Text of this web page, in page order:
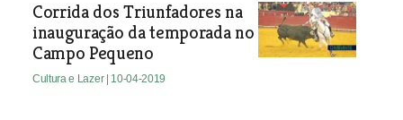
Corrida dos Triunfadores na
inauguração da temporada no
Campo Pequeno
Cultura e Lazer | 10-04-2019